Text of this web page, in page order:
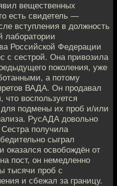
вещественных
есть свидетель —
вступления в должность
лаборатории
Российской Федерации
с сестрой. Она привозила
поколения, уже
а потому
ВАДА. Он продавал
воспользуется
подмены их проб и/или
РусАДА довольно
получила
сыграл
оказался освобождён от
пост, он немедленно
тысячи проб с
и сбежал за границу.